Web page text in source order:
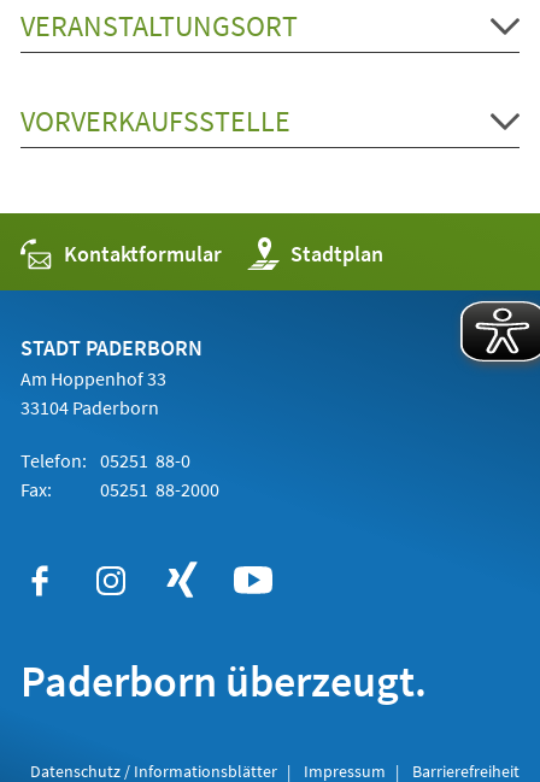
VERANSTALTUNGSORT
VORVERKAUFSSTELLE
Kontaktformular Stadtplan
(Öffnet
in
einem
STADT PADERBORN
Am Hoppenhof 33
33104 Paderborn
Telefon: 05251 88-0
Fax:
05251 88-2000
Paderborn überzeugt.
Datenschutz / Informationsblätter Impressum
Barrierefreiheit